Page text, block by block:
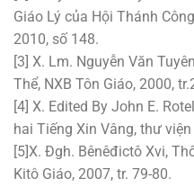
Giáo Lý của Hội Thánh
2010, số 148.
[3] X. Lm. Nguyễn Văn
Thể, NXB Tôn Giáo, 2000,
[4] X. Edited By John E.
hai Tiếng Xin Vâng, thư
[5]X. Đgh. Bênêđictô Xvi,
Kitô Giáo, 2007, tr. 79-80.